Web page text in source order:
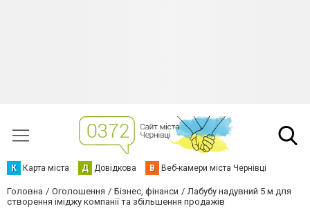
К Карта міста Д Довідкова В Веб-камери міста Чернівці
Головна Оголошення Бізнес, фінанси
Лабубу надувний 5 м для
створення іміджу компанії та збільшення продажів